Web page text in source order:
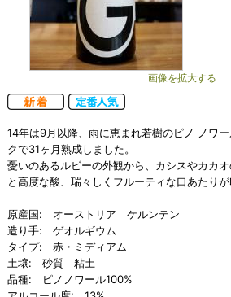
画像を拡大する
14年は9月以降、雨に恵まれ若樹のピノ ノワ
クで31ヶ月熟成しました。
憂いのあるルビーの外観から、カシスやカカ
と高度な酸、瑞々しくフルーティな口あたりが
原産国: オーストリア ケルンテン
造り手: ゲオルギウム
タイプ: 赤・ミディアム
土壌: 砂質 粘土
品種: ピノノワール100%